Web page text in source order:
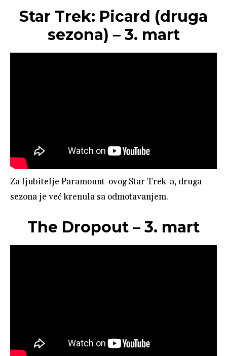
Star Trek: Picard (druga
sezona) – 3. mart
Za ljubitelje Paramount-ovog Star Trek-a, druga
sezona je već krenula sa odmotavanjem.
The Dropout – 3. mart